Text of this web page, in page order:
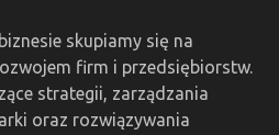
skupiamy się na
firm i przedsiębiorstw.
strategii, zarządzania
oraz rozwiązywania